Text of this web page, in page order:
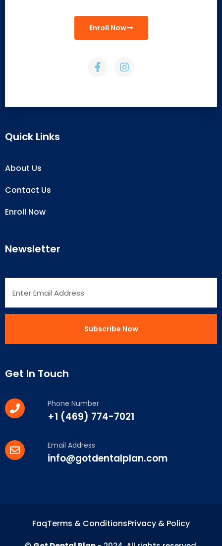
Enroll Now
Quick Links
About Us
Contact Us
Enroll Now
Newsletter
Get In Touch
Phone Number
+1 (469) 774-7021
Email Address
info@gotdentalplan.com
FaqTerms & ConditionsPrivacy & Policy